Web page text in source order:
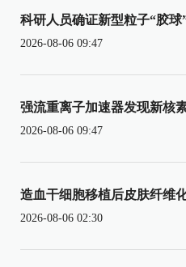
科研人员确证新型粒子“胶球
2026-08-06 09:47
强流重离子加速器发现新核
2026-08-06 09:47
造血干细胞移植后皮肤纤维
2026-08-06 02:30